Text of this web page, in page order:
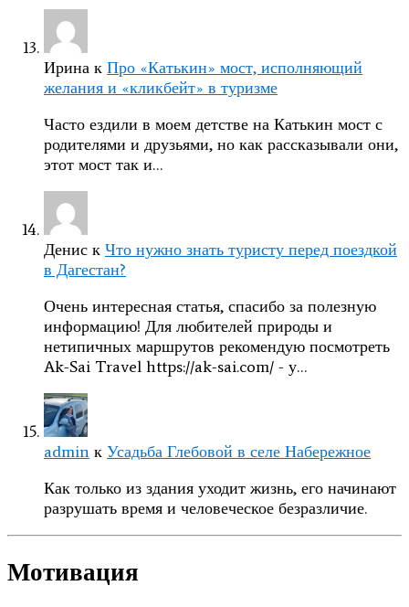
Ирина к Про «Катькин» мост, исполняющий
желания и «кликбейт» в туризме
Часто ездили в моем детстве на Катькин мост с
родителями и друзьями, но как рассказывали они,
этот мост так и…
Денис к Что нужно знать туристу перед поездкой
в Дагестан?
Очень интересная статья, спасибо за полезную
информацию! Для любителей природы и
нетипичных маршрутов рекомендую посмотреть
Ak-Sai Travel https://ak-sai.com/ - у…
admin к Усадьба Глебовой в селе Набережное
Как только из здания уходит жизнь, его начинают
разрушать время и человеческое безразличие.
Мотивация